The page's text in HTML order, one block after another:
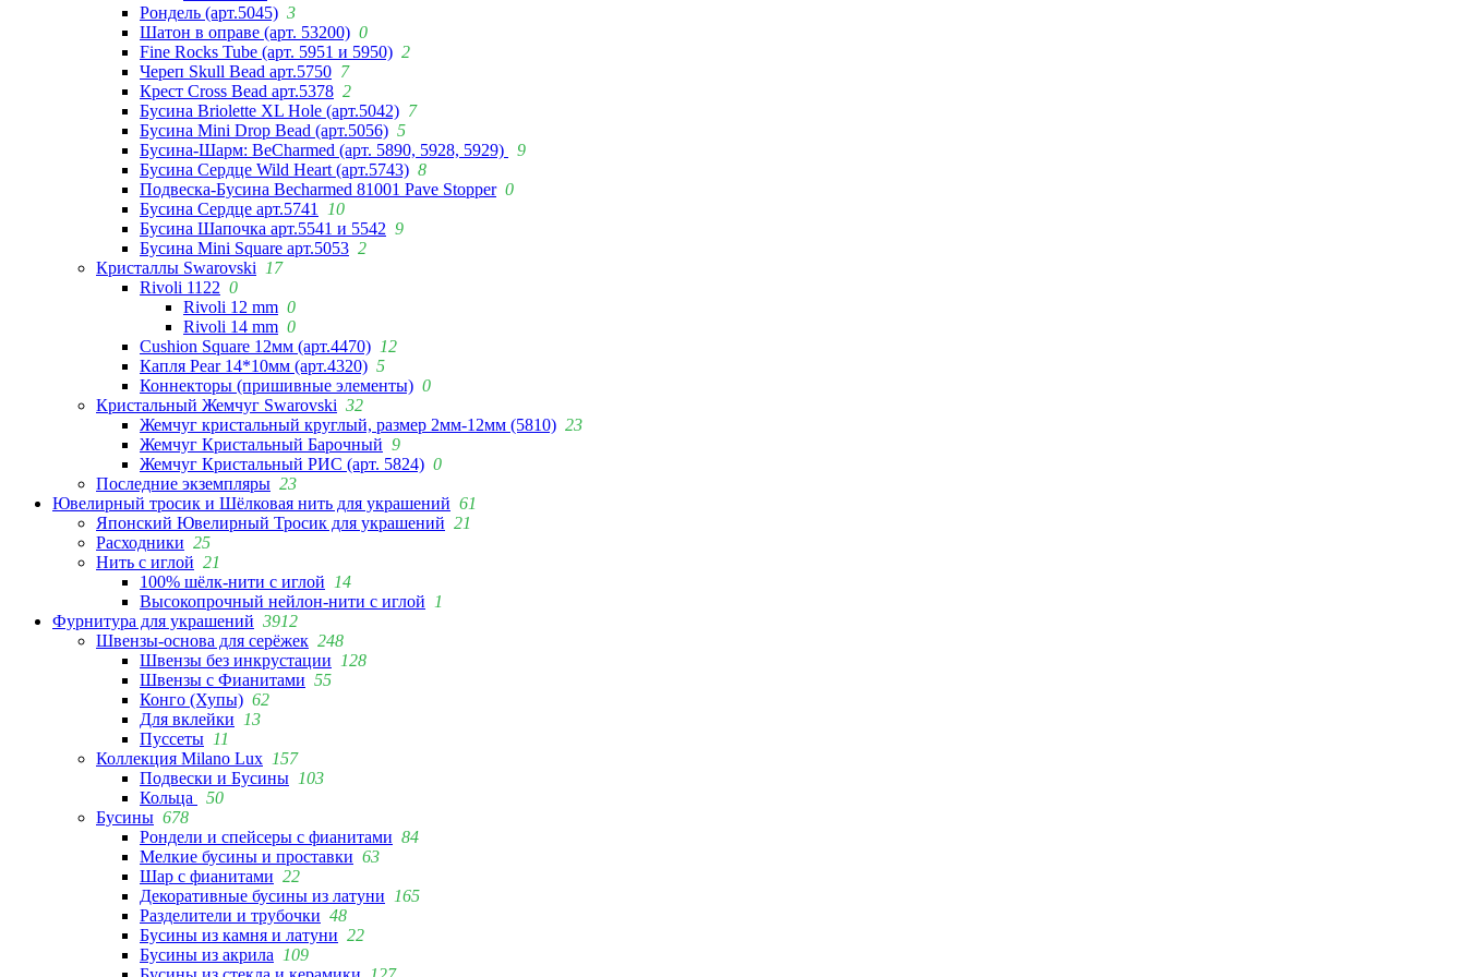
Рондель (арт.5045) 3
Шатон в оправе (арт. 53200) 0
Fine Rocks Tube (арт. 5951 и 5950) 2
Череп Skull Bead арт.5750 7
Крест Cross Bead арт.5378 2
Бусина Briolette XL Hole (арт.5042) 7
Бусина Mini Drop Bead (арт.5056) 5
Бусина-Шарм: BeCharmed (арт. 5890, 5928, 5929)
9
Бусина Сердце Wild Heart (арт.5743) 8
Подвеска-Бусина Becharmed 81001 Pave Stopper 0
Бусина Сердце арт.5741
10
Бусина Шапочка арт.5541 и 5542 9
Бусина Mini Square арт.5053 2
Кристаллы Swarovski
17
Rivoli 1122 0
Rivoli 12 mm 0
Rivoli 14 mm 0
Cushion Square 12мм (арт.4470) 12
Капля Pear 14*10мм (арт.4320) 5
Коннекторы (пришивные элементы) 0
Кристальный Жемчуг Swarovski 32
Жемчуг кристальный круглый, размер 2мм-12мм (5810) 23
Жемчуг Кристальный Барочный 9
Жемчуг Кристальный РИС (арт. 5824) 0
Последние экземпляры 23
Ювелирный тросик и Шёлковая нить для украшений 61
Японский Ювелирный Тросик для украшений 21
Расходники 25
Нить с иглой 21
100% шёлк-нити с иглой
14
Высокопрочный нейлон-нити с иглой
1
Фурнитура для украшений 3912
Швензы-основа для серёжек 248
Швензы без инкрустации
128
Швензы с Фианитами 55
Конго (Хупы) 62
Для вклейки
13
Пуссеты 11
Коллекция Milano Lux 157
Подвески и Бусины 103
Кольца
50
Бусины 678
Рондели и спейсеры с фианитами 84
Мелкие бусины и проставки 63
Шар с фианитами 22
Декоративные бусины из латуни
165
Разделители и трубочки 48
Бусины из камня и латуни 22
Бусины из акрила
109